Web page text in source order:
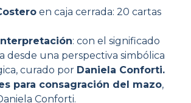
en caja cerrada: 20 cartas
: con el significado
desde una perspectiva simbólica
curado por Daniela Conforti.
para consagración del mazo,
Conforti.